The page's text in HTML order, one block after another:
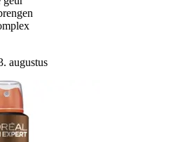
augustus